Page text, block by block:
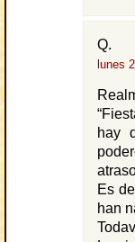
Q.
lunes
hay
Es
han